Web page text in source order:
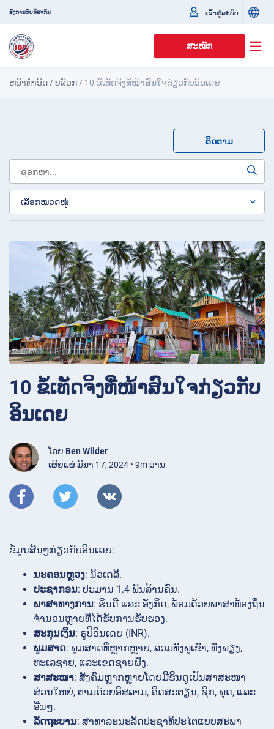
ອົງການຂັບຂີ່ສາກົນ ເຂົ້າສູ່ລະບົບ
ສະໝັກ
ຫນ້າທໍາອິດ /ບລັອກ / 10 ຂໍ້ເທັດຈິງທີ່ໜ້າສົນໃຈກ່ຽວກັບອິນເດຍ
ຕິດຕາມ
10 ຂໍ້ເທັດຈິງທີ່ໜ້າສົນໃຈກ່ຽວກັບ
ອິນເດຍ
ໂດຍ Ben Wilder
ເຜີຍແຜ່ ມີນາ 17, 2024 • 9m ອ່ານ
ຂໍ້ມູນສັ້ນໆກ່ຽວກັບອິນເດຍ:
ນະຄອນຫຼວງ: ນິວເດລີ.
ປະຊາກອນ: ປະມານ 1.4 ພັນລ້ານຄົນ.
ພາສາທາງການ: ຮິນດີ ແລະ ອັງກິດ, ພ້ອມດ້ວຍພາສາທ້ອງຖິ່ນ
ຈຳນວນຫຼາຍທີ່ໄດ້ຮັບການຮັບຮອງ.
ສະກຸນເງິນ: ຣູປີອິນເດຍ (INR).
ພູມສາດ: ພູມສາດທີ່ຫຼາກຫຼາຍ, ລວມທັງພູເຂົາ, ທົ່ງພຽງ,
ທະເລຊາຍ, ແລະເຂດຊາຍຝັ່ງ.
ສາສະໜາ: ສັງຄົມຫຼາກຫຼາຍໂດຍມີຮິນດູເປັນສາສະໜາ
ສ່ວນໃຫຍ່, ຕາມດ້ວຍອິສລາມ, ຄິດສະຕຽນ, ຊິກ, ພຸດ, ແລະ
ອື່ນໆ.
ລັດຖະບານ: ສາທາລະນະລັດປະຊາທິປະໄຕແບບສະພາ